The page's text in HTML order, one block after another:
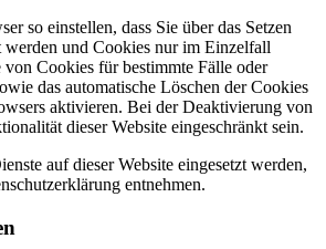
so einstellen, dass Sie über das Setzen
und Cookies nur im Einzelfall
von Cookies für bestimmte Fälle oder
das automatische Löschen der Cookies
aktivieren. Bei der Deaktivierung von
dieser Website eingeschränkt sein.
auf dieser Website eingesetzt werden,
entnehmen.